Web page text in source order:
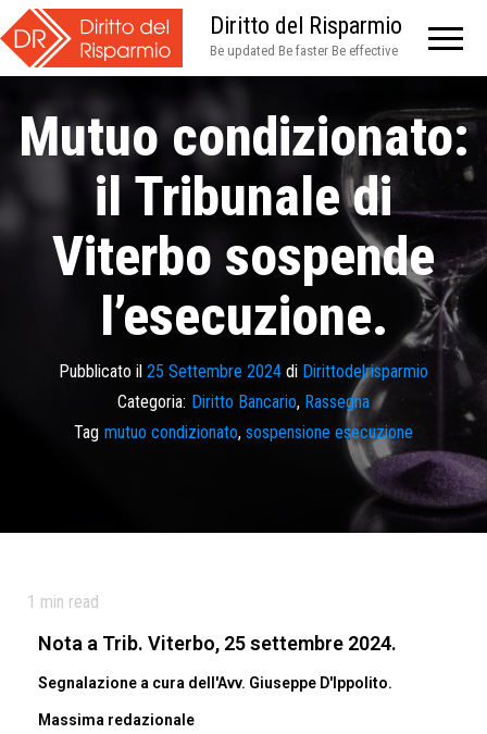
Diritto del Risparmio
Be updated Be faster Be effective
Mutuo condizionato:
il Tribunale di
Viterbo sospende
l’esecuzione.
Pubblicato il 25 Settembre 2024 di Dirittodelrisparmio
Categoria: Diritto Bancario, Rassegna
Tag mutuo condizionato, sospensione esecuzione
1 min read
Nota a Trib. Viterbo, 25 settembre 2024.
Segnalazione a cura dell'Avv. Giuseppe D'Ippolito.
Massima redazionale